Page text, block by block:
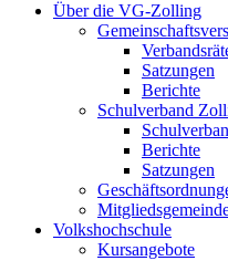
Über die VG-Zolling
Satzungen
Berichte
Schulverband
Berichte
Satzungen
Volkshochschule
Kursangebote